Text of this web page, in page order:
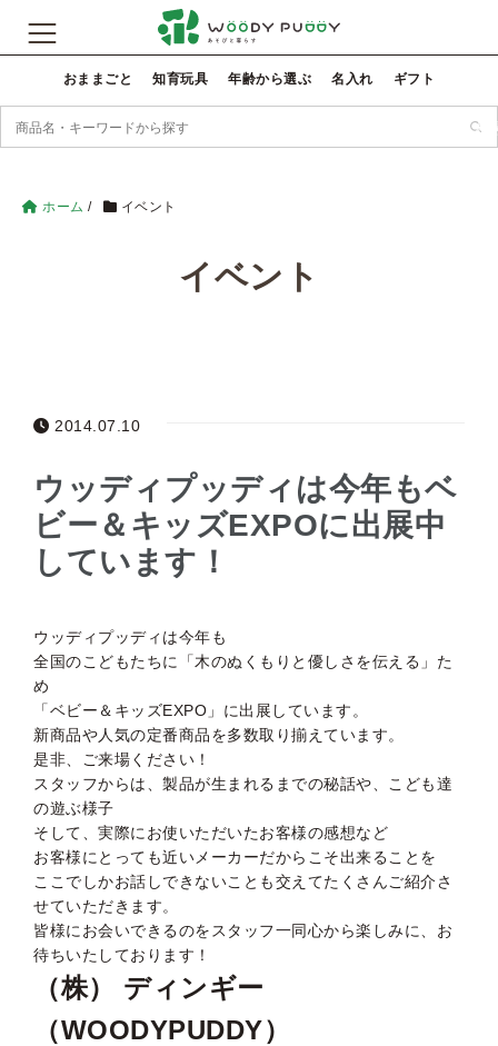
おままごと 知育玩具 年齢から選ぶ 名入れ ギフト
検
ホーム / イベント
イベント
2014.07.10
ウッディプッディは今年もベ
ビー＆キッズEXPOに出展中
しています！
ウッディプッディは今年も
全国のこどもたちに「木のぬくもりと優しさを伝える」た
め
「ベビー＆キッズEXPO」に出展しています。
新商品や人気の定番商品を多数取り揃えています。
是非、ご来場ください！
スタッフからは、製品が生まれるまでの秘話や、こども達
の遊ぶ様子
そして、実際にお使いただいたお客様の感想など
お客様にとっても近いメーカーだからこそ出来ることを
ここでしかお話しできないことも交えてたくさんご紹介さ
せていただきます。
皆様にお会いできるのをスタッフ一同心から楽しみに、お
待ちいたしております！
（株） ディンギー
（WOODYPUDDY）